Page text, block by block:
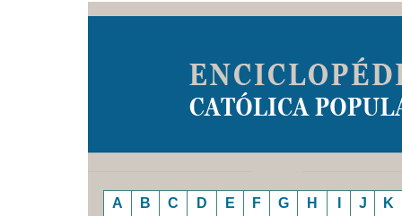
A B C D E F G H J K